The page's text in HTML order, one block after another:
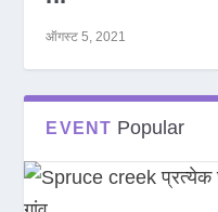
ऑगस्ट 5, 2021
EVENT Popular